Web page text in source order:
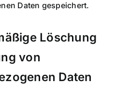
Daten gespeichert.
Löschung
von
Daten